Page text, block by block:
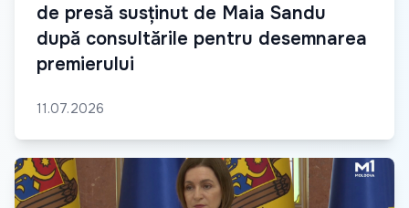
de presă susținut de Maia Sandu
după consultările pentru desemnarea
premierului
11.07.2026